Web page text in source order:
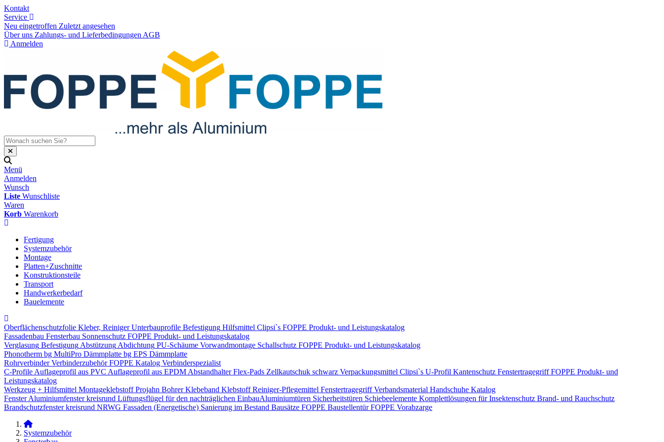
Kontakt
Service
Neu eingetroffen Zuletzt angesehen
Über uns Zahlungs- und Lieferbedingungen AGB
Anmelden
Menü
Anmelden
Wunsch
Liste Wunschliste
Waren
Korb Warenkorb
Fertigung
Systemzubehör
Montage
Platten+Zuschnitte
Konstruktionsteile
Transport
Handwerkerbedarf
Bauelemente
Oberflächenschutzfolie Kleber, Reiniger Unterbauprofile Befestigung Hilfsmittel Clipsi`s FOPPE Produkt- und Leistungskatalog
Fassadenbau Fensterbau Sonnenschutz FOPPE Produkt- und Leistungskatalog
Verglasung Befestigung Abstützung Abdichtung PU-Schäume Vorwandmontage Schallschutz FOPPE Produkt- und Leistungskatalog
Phonotherm bg MultiPro Dämmplatte bg EPS Dämmplatte
Rohrverbinder Verbinderzubehör FOPPE Katalog Verbinderspezialist
C-Profile Auflageprofil aus PVC Auflageprofil aus EPDM Abstandhalter Flex-Pads Zellkautschuk schwarz Verpackungsmittel Clipsi`s U-Profil Kantenschutz Fenstertragegriff FOPPE Produkt- und
Leistungskatalog
Werkzeug + Hilfsmittel Montageklebstoff Projahn Bohrer Klebeband Klebstoff Reiniger-Pflegemittel Fenstertragegriff Verbandsmaterial Handschuhe Katalog
Fenster Aluminiumfenster kreisrund Lüftungsflügel für den nachträglichen Einbau​Aluminiumtüren Sicherheitstüren Schiebeelemente Komplettlösungen für Insektenschutz Brand- und Rauchschutz​
Brandschutzfenster kreisrund NRWG Fassaden (Energetische) Sanierung im Bestand Bausätze FOPPE Baustellentür FOPPE Vorabzarge
Systemzubehör